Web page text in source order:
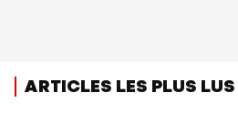
ARTICLES LES PLUS LUS